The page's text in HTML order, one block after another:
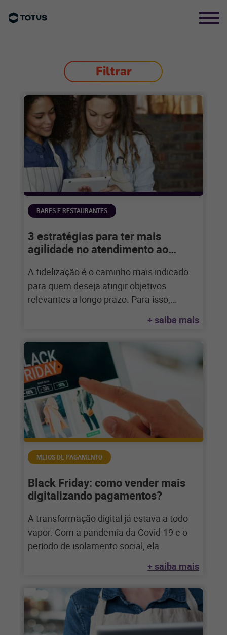
Filtrar
BARES E RESTAURANTES
3 estratégias para ter mais
agilidade no atendimento ao
A fidelização é o caminho mais indicado
para quem deseja atingir objetivos
relevantes a longo prazo. Para isso,
+ saiba mais
MEIOS DE PAGAMENTO
Black Friday: como vender mais
digitalizando pagamentos?
A transformação digital já estava a todo
vapor. Com a pandemia da Covid-19 e o
período de isolamento social, ela
+ saiba mais